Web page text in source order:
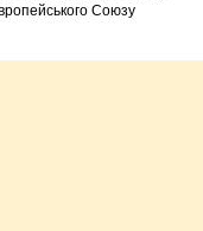
Союзу